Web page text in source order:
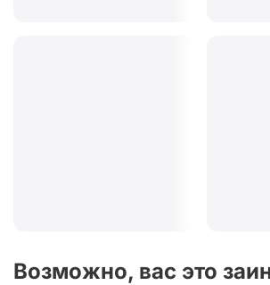
Возможно, вас это